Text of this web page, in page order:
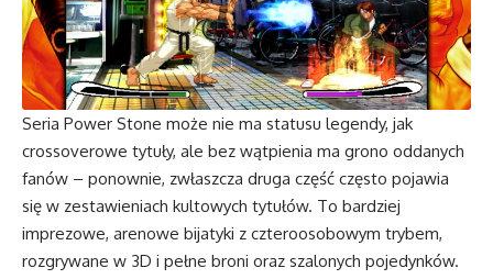
Seria Power Stone może nie ma statusu legendy, jak
crossoverowe tytuły, ale bez wątpienia ma grono oddanych
fanów – ponownie, zwłaszcza druga część często pojawia
się w zestawieniach kultowych tytułów. To bardziej
imprezowe, arenowe bijatyki z czteroosobowym trybem,
rozgrywane w 3D i pełne broni oraz szalonych pojedynków.